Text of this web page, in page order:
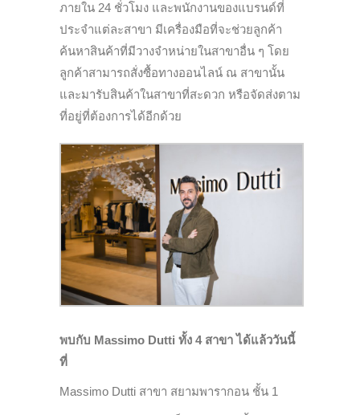
ภายใน 24 ชั่วโมง และพนักงานของแบรนด์ที่
ประจำแต่ละสาขา มีเครื่องมือที่จะช่วยลูกค้า
ค้นหาสินค้าที่มีวางจำหน่ายในสาขาอื่น ๆ โดย
ลูกค้าสามารถสั่งซื้อทางออนไลน์ ณ สาขานั้น
และมารับสินค้าในสาขาที่สะดวก หรือจัดส่งตาม
ที่อยู่ที่ต้องการได้อีกด้วย
พบกับ Massimo Dutti ทั้ง 4 สาขา ได้แล้ววันนี้
ที่
Massimo Dutti สาขา สยามพารากอน ชั้น 1